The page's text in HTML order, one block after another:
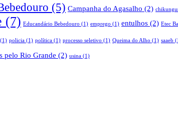
(5) Campanha do Agasalho (2)
(7) Educandário Bebedouro (1) emprego (1) entulhos (2) Etec
(1) policia (1) política (1) processo seletivo (1) Queima do Alho (1) saaeb
pelo Rio Grande (2) usina (1)